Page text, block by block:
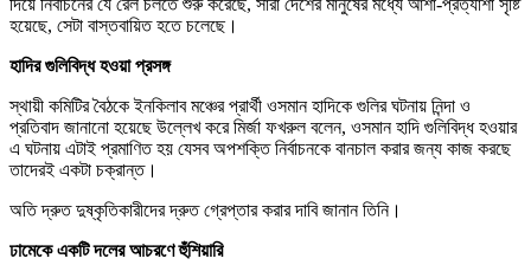
হয়েছে, সেটা বাস্তবায়িত হতে চলেছে।
হাদির গুলিবিদ্ধ হওয়া প্রসঙ্গ
স্থায়ী কমিটির বৈঠকে ইনকিলাব মঞ্চের প্রার্থী ওসমান হাদিকে গুলির ঘটনায় নিন্দা ও
প্রতিবাদ জানানো হয়েছে উল্লেখ করে মির্জা ফখরুল বলেন, ওসমান হাদি গুলিবিদ্ধ হওয়ার
এ ঘটনায় এটাই প্রমাণিত হয় যেসব অপশক্তি নির্বাচনকে বানচাল করার জন্য কাজ করছে
তাদেরই একটা চক্রান্ত।
অতি দ্রুত দুষ্কৃতিকারীদের দ্রুত গ্রেপ্তার করার দাবি জানান তিনি।
ঢামেকে একটি দলের আচরণে হুঁশিয়ারি